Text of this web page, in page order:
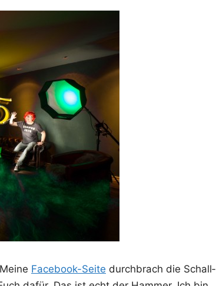
Face­book-Sei­te durch­brach die Schall­